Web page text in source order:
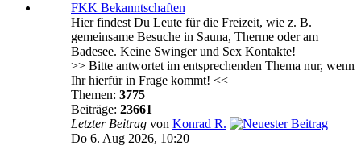
FKK Bekanntschaften
Hier findest Du Leute für die Freizeit, wie z. B.
gemeinsame Besuche in Sauna, Therme oder am
Badesee. Keine Swinger und Sex Kontakte!
>> Bitte antwortet im entsprechenden Thema nur, wenn
Ihr hierfür in Frage kommt! <<
Themen: 3775
Beiträge: 23661
Letzter Beitrag von Konrad R.
Do 6. Aug 2026, 10:20